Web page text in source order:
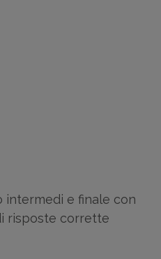
intermedi e finale con
risposte corrette